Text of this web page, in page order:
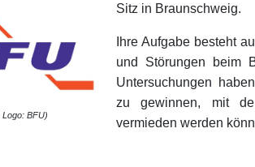
Logo: BFU)
Sitz in Braunschweig.
Ihre Aufgabe besteht
und Störungen beim
Untersuchungen
zu gewinnen, mit
vermieden werden